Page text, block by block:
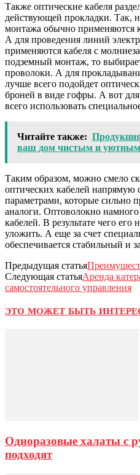
Также оптические кабеля
действующей прокладки. Так,
монтажа обычно применяются
А для проведения линий
применяются кабеля с
подземный монтаж, то
проволоки. А для
лучше всего подойдет
броней в виде гофры. А вот
всего использовать
Читайте также:
ваш дом чистым и уютным
Таким образом, можно смело
оптических кабелей напрямую
параметрами, которые сильно
аналоги. Оптоволокно
кабелей. В результате чего
уложить. А еще за счет
обеспечивается стабильный и
Предыдущая статья
Следующая статьяАренда
самостоятельного управления
ЭТО МОЖЕТ БЫТЬ
Одноразовые халаты с
подходят